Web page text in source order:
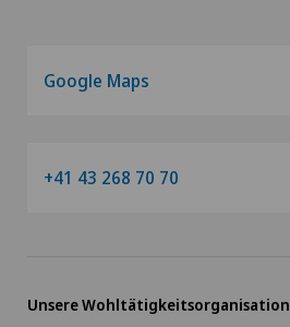
Google Maps
+41 43 268 70 70
Unsere Wohltätigkeitsorganisation